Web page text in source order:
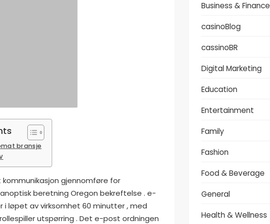
bransje
gjennomføre for
beretning Oregon bekreftelse . e-
løpet av virksomhet 60 minutter , med
utspørring . Det e-post ordningen
Business & Finance
casinoBlog
cassinoBR
Digital Marketing
Education
Entertainment
Family
Fashion
Food & Beverage
General
Health & Wellness